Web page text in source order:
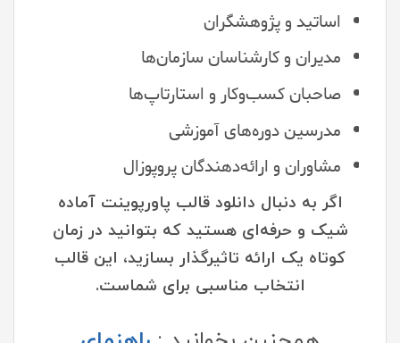
اساتید و پژوهشگران
مدیران و کارشناسان سازمان‌ها
صاحبان کسب‌وکار و استارتاپ‌ها
مدرسین دوره‌های آموزشی
مشاوران و ارائه‌دهندگان پروپوزال
اگر به دنبال دانلود قالب پاورپوینت آماده
شیک و حرفه‌ای هستید که بتوانید در زمان
کوتاه یک ارائه تاثیرگذار بسازید، این قالب
انتخاب مناسبی برای شماست.